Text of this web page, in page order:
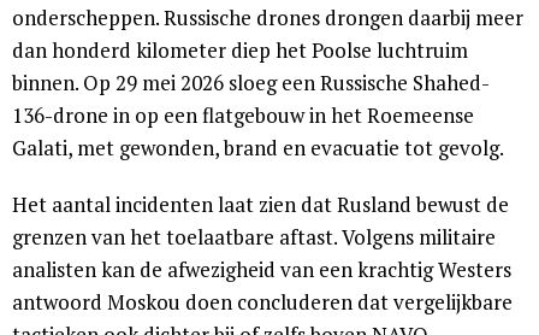
onderscheppen. Russische drones drongen daarbij meer
dan honderd kilometer diep het Poolse luchtruim
binnen. Op 29 mei 2026 sloeg een Russische Shahed-
136-drone in op een flatgebouw in het Roemeense
Galati, met gewonden, brand en evacuatie tot gevolg.
Het aantal incidenten laat zien dat Rusland bewust de
grenzen van het toelaatbare aftast. Volgens militaire
analisten kan de afwezigheid van een krachtig Westers
antwoord Moskou doen concluderen dat vergelijkbare